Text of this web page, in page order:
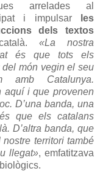
arrelades al
i impulsar
les
dels textos
«La nostra
és que tots els
del món vegin el seu
amb Catalunya.
i que provenen
D’una banda, una
que els catalans
D’altra banda, que
territori també
llegat», emfatitzava